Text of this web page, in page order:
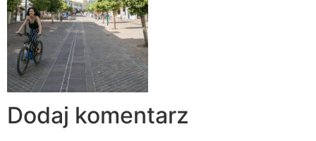
Dodaj komentarz